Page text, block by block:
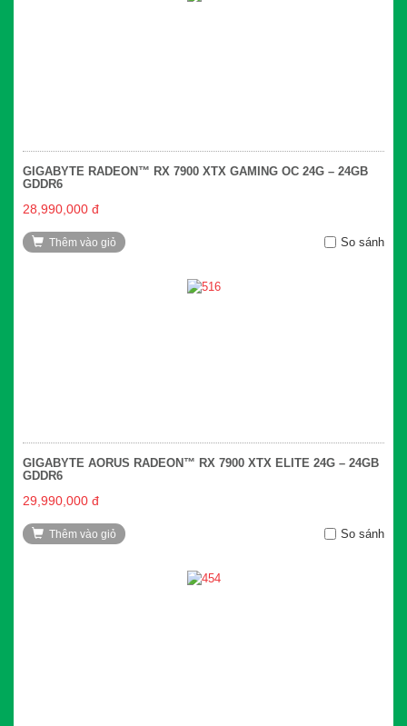
GIGABYTE RADEON™ RX 7900 XTX GAMING OC 24G – 24GB
GDDR6
28,990,000 đ
Thêm vào giỏ So sánh
GIGABYTE AORUS RADEON™ RX 7900 XTX ELITE 24G – 24GB
GDDR6
29,990,000 đ
Thêm vào giỏ So sánh